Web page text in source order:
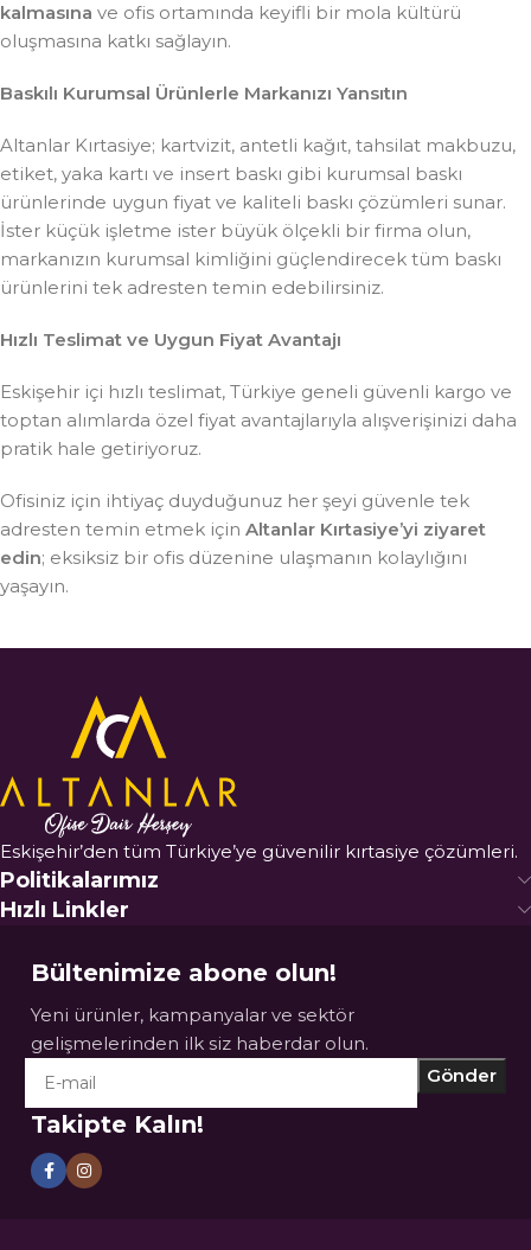
kalmasına ve ofis ortamında keyifli bir mola kültürü
oluşmasına katkı sağlayın.
Baskılı Kurumsal Ürünlerle Markanızı Yansıtın
Altanlar Kırtasiye; kartvizit, antetli kağıt, tahsilat makbuzu,
etiket, yaka kartı ve insert baskı gibi kurumsal baskı
ürünlerinde uygun fiyat ve kaliteli baskı çözümleri sunar.
İster küçük işletme ister büyük ölçekli bir firma olun,
markanızın kurumsal kimliğini güçlendirecek tüm baskı
ürünlerini tek adresten temin edebilirsiniz.
Hızlı Teslimat ve Uygun Fiyat Avantajı
Eskişehir içi hızlı teslimat, Türkiye geneli güvenli kargo ve
toptan alımlarda özel fiyat avantajlarıyla alışverişinizi daha
pratik hale getiriyoruz.
Ofisiniz için ihtiyaç duyduğunuz her şeyi güvenle tek
adresten temin etmek için Altanlar Kırtasiye’yi ziyaret
edin; eksiksiz bir ofis düzenine ulaşmanın kolaylığını
yaşayın.
Eskişehir’den tüm Türkiye’ye güvenilir kırtasiye çözümleri.
Politikalarımız
Hızlı Linkler
Bültenimize abone olun!
Yeni ürünler, kampanyalar ve sektör
gelişmelerinden ilk siz haberdar olun.
Takipte Kalın!